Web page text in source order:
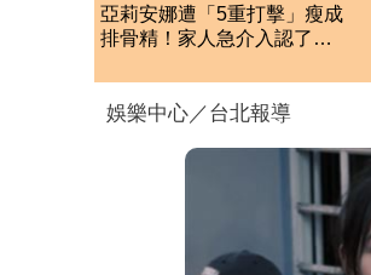
亞莉安娜遭「5重打擊」瘦成
排骨精！家人急介入認了：
娛樂中心／台北報導